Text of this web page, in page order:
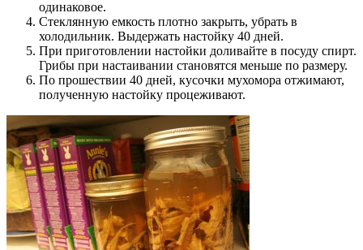
одинаковое.
Стеклянную емкость плотно закрыть, убрать в
холодильник. Выдержать настойку 40 дней.
При приготовлении настойки доливайте в посуду спирт.
Грибы при настаивании становятся меньше по размеру.
По прошествии 40 дней, кусочки мухомора отжимают,
полученную настойку процеживают.